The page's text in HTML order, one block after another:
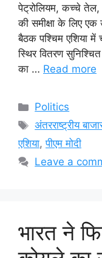
पेट्रोलियम, कच्चे तेल,
की समीक्षा के लिए
बैठक पश्चिम एशिया
स्थिर वितरण
का … Read more
Categories
Politics
Tags
अंतरराष्ट्रीय
एशिया,पीएम मोदी
Leave a
भारत ने